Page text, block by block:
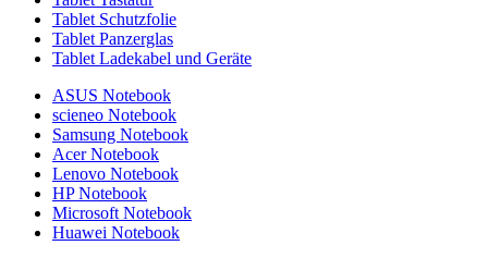
Tablet Schutzfolie
Tablet Panzerglas
Tablet Ladekabel und Geräte
ASUS Notebook
scieneo Notebook
Samsung Notebook
Acer Notebook
Lenovo Notebook
HP Notebook
Microsoft Notebook
Huawei Notebook